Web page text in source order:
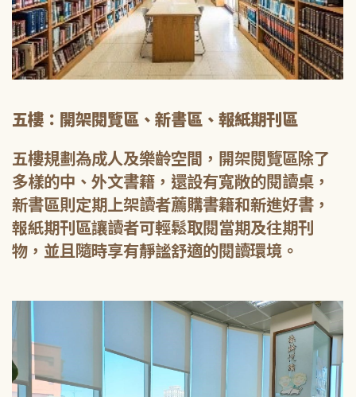
五樓：開架閱覽區、新書區、報紙期刊區
五樓規劃為成人及樂齡空間，開架閱覽區除了
多樣的中、外文書籍，還設有寬敞的閱讀桌，
新書區則定期上架讀者薦購書籍和新進好書，
報紙期刊區讓讀者可輕鬆取閱當期及往期刊
物，並且隨時享有靜謐舒適的閱讀環境。